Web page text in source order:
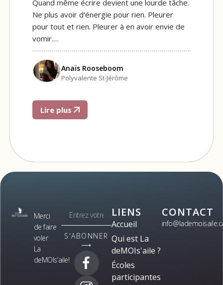
Quand même écrire devient une lourde tâche.
Ne plus avoir d’énergie pour rien. Pleurer
pour tout et rien. Pleurer à en avoir envie de
vomir.…
Anaïs Rooseboom
Polyvalente St-Jérôme
Lire plus
Merci
de faire
voler
La
deMOIs’aile!
S'ABONNER
⟶
LIENS
Accueil
Qui est La
deMOIs'aile ?
Écoles
participantes
CONTACT